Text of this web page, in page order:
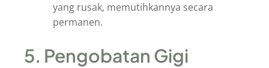
yang rusak, memutihkannya secara
permanen.
5. Pengobatan Gigi